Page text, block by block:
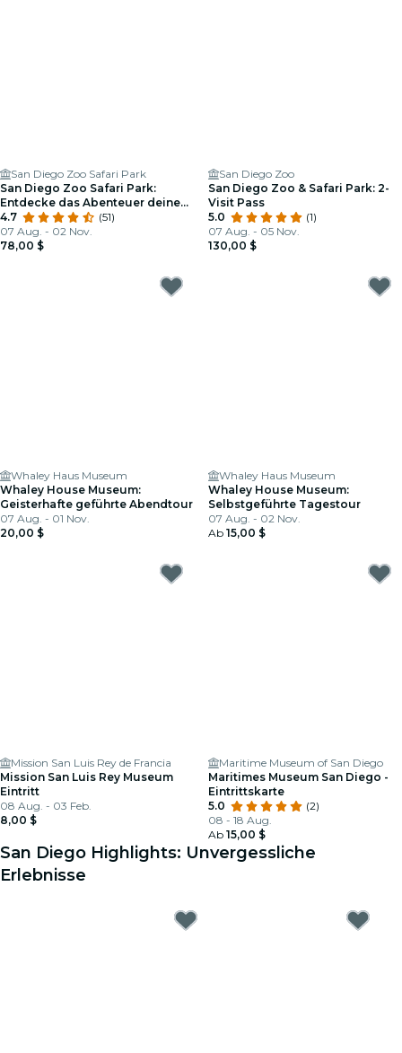
San Diego Zoo Safari Park
San Diego Zoo Safari Park:
Entdecke das Abenteuer deines
Lebens
4.7
(51)
07 Aug. - 02 Nov.
78,00 $
San Diego Zoo
San Diego Zoo & Safari Park: 2-
Visit Pass
5.0
(1)
07 Aug. - 05 Nov.
130,00 $
Whaley Haus Museum
Whaley House Museum:
Geisterhafte geführte Abendtour
07 Aug. - 01 Nov.
20,00 $
Whaley Haus Museum
Whaley House Museum:
Selbstgeführte Tagestour
07 Aug. - 02 Nov.
Ab 15,00 $
Mission San Luis Rey de Francia
Mission San Luis Rey Museum
Eintritt
08 Aug. - 03 Feb.
8,00 $
Maritime Museum of San Diego
Maritimes Museum San Diego -
Eintrittskarte
5.0
(2)
08 - 18 Aug.
Ab 15,00 $
San Diego Highlights: Unvergessliche
Erlebnisse